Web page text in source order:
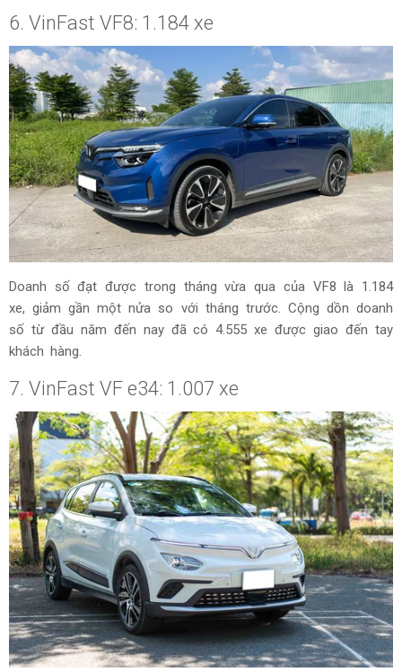
6. VinFast VF8: 1.184 xe
Doanh số đạt được trong tháng vừa qua của VF8 là 1.184
xe, giảm gần một nửa so với tháng trước. Cộng dồn doanh
số từ đầu năm đến nay đã có 4.555 xe được giao đến tay
khách hàng.
7. VinFast VF e34: 1.007 xe